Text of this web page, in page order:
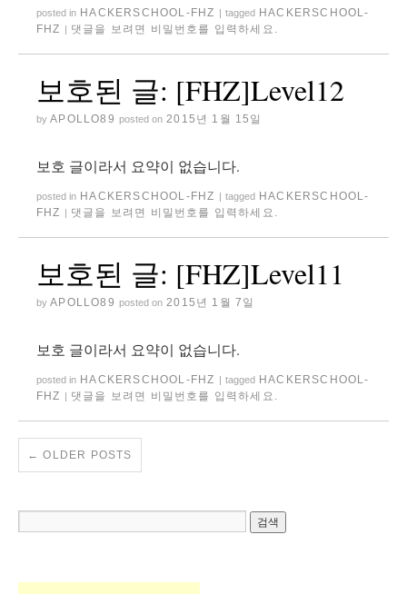
posted in HACKERSCHOOL-FHZ | tagged HACKERSCHOOL-
FHZ | 댓글을 보려면 비밀번호를 입력하세요.
보호된 글: [FHZ]Level12
by APOLLO89 posted on 2015년 1월 15일
보호 글이라서 요약이 없습니다.
posted in HACKERSCHOOL-FHZ | tagged HACKERSCHOOL-
FHZ | 댓글을 보려면 비밀번호를 입력하세요.
보호된 글: [FHZ]Level11
by APOLLO89 posted on 2015년 1월 7일
보호 글이라서 요약이 없습니다.
posted in HACKERSCHOOL-FHZ | tagged HACKERSCHOOL-
FHZ | 댓글을 보려면 비밀번호를 입력하세요.
← OLDER POSTS